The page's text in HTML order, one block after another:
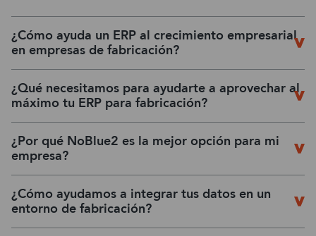
¿Cómo ayuda un ERP al crecimiento empresarial
en empresas de fabricación?
¿Qué necesitamos para ayudarte a aprovechar al
máximo tu ERP para fabricación?
¿Por qué NoBlue2 es la mejor opción para mi
empresa?
¿Cómo ayudamos a integrar tus datos en un
entorno de fabricación?